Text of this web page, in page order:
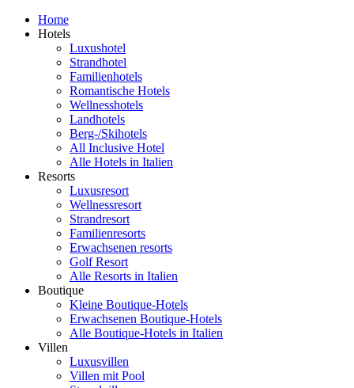
Home
Hotels
Luxushotel
Strandhotel
Familienhotels
Romantische Hotels
Wellnesshotels
Landhotels
Berg-/Skihotels
All Inclusive Hotel
Alle Hotels in Italien
Resorts
Luxusresort
Wellnessresort
Strandresort
Familienresorts
Erwachsenen resorts
Golf Resort
Alle Resorts in Italien
Boutique
Kleine Boutique-Hotels
Erwachsenen Boutique-Hotels
Alle Boutique-Hotels in Italien
Villen
Luxusvillen
Villen mit Pool